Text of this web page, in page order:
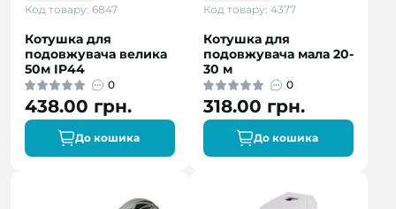
Код товару: 6847
Котушка для
подовжувача велика
50м IP44
0
438.00 грн.
До кошика
Код товару: 4377
Котушка для
подовжувача мала 20-
30 м
0
318.00 грн.
До кошика